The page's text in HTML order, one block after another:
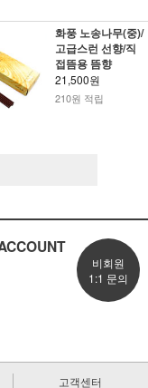
화풍 노송나무(중)/
고급스런 선향/직
접뜸용 뜸향
21,500원
210원 적립
비회원
1:1 문의
고객센터